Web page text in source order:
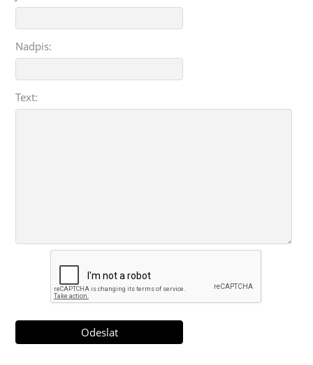
Nadpis:
Text: